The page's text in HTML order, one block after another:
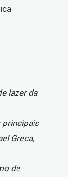
lazer da
principais
Greca,
de